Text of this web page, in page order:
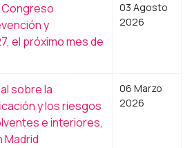
Congreso
y
el próximo mes de
03 Agosto
2026
sobre la
y los riesgos
e interiores,
Madrid
06 Marzo
2026